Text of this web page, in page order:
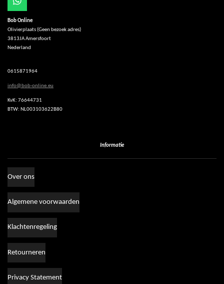
W
h
a
t
s
A
p
Bob Online
Olivierplaats (Geen bezoek adres)
3813JA Amersfoort
Nederland
0615871964
info@bob-online.eu
KvK: 76644731
BTW: NL003103622B80
Informatie
Over ons
Algemene voorwaarden
Klachtenregeling
Retourneren
Privacy Statement